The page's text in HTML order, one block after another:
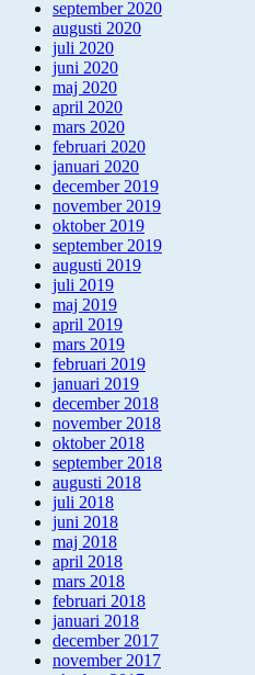
september 2020
augusti 2020
juli 2020
juni 2020
maj 2020
april 2020
mars 2020
februari 2020
januari 2020
december 2019
november 2019
oktober 2019
september 2019
augusti 2019
juli 2019
maj 2019
april 2019
mars 2019
februari 2019
januari 2019
december 2018
november 2018
oktober 2018
september 2018
augusti 2018
juli 2018
juni 2018
maj 2018
april 2018
mars 2018
februari 2018
januari 2018
december 2017
november 2017